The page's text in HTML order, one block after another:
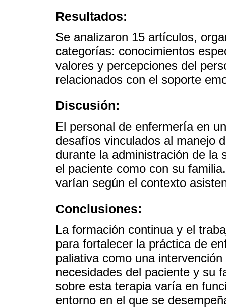
Resultados:
Se analizaron 15 artículos,
categorías: conocimientos
valores y percepciones del
relacionados con el soporte
Discusión:
El personal de enfermería en
desafíos vinculados al manejo
durante la administración de la
el paciente como con su
varían según el contexto
Conclusiones:
La formación continua y el
para fortalecer la práctica de
paliativa como una
necesidades del paciente y su
sobre esta terapia varía en
entorno en el que se